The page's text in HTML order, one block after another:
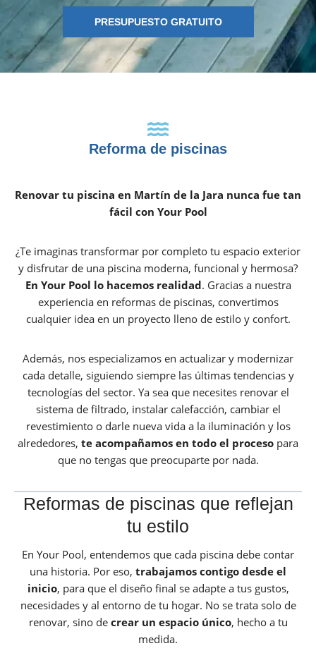
PRESUPUESTO GRATUITO
Reforma de piscinas
Renovar tu piscina en Martín de la Jara nunca fue tan
fácil con Your Pool
¿Te imaginas transformar por completo tu espacio exterior
y disfrutar de una piscina moderna, funcional y hermosa?
En Your Pool lo hacemos realidad. Gracias a nuestra
experiencia en reformas de piscinas, convertimos
cualquier idea en un proyecto lleno de estilo y confort.
Además, nos especializamos en actualizar y modernizar
cada detalle, siguiendo siempre las últimas tendencias y
tecnologías del sector. Ya sea que necesites renovar el
sistema de filtrado, instalar calefacción, cambiar el
revestimiento o darle nueva vida a la iluminación y los
alrededores, te acompañamos en todo el proceso para
que no tengas que preocuparte por nada.
Reformas de piscinas que reflejan
tu estilo
En Your Pool, entendemos que cada piscina debe contar
una historia. Por eso, trabajamos contigo desde el
inicio, para que el diseño final se adapte a tus gustos,
necesidades y al entorno de tu hogar. No se trata solo de
renovar, sino de crear un espacio único, hecho a tu
medida.